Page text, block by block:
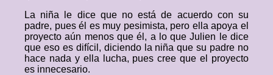
La niña le dice que no está de acuerdo con su
padre, pues él es muy pesimista, pero ella apoya el
proyecto aún menos que él, a lo que Julien le dice
que eso es difícil, diciendo la niña que su padre no
hace nada y ella lucha, pues cree que el proyecto
es innecesario.